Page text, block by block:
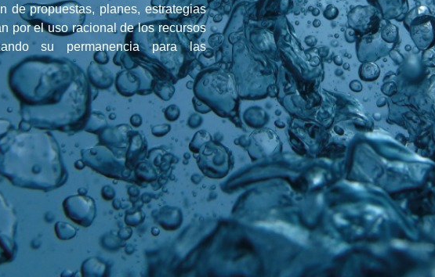
de propuestas, planes, estrategias
por el uso racional de los recursos
su permanencia para las